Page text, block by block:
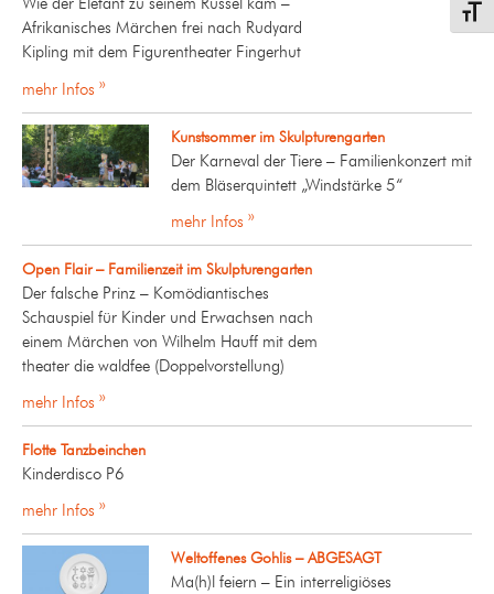
Afrikanisches Märchen frei nach Rudyard
Kipling mit dem Figurentheater Fingerhut
mehr Infos »
Kunstsommer im Skulpturengarten
Der Karneval der Tiere – Familienkonzert mit
dem Bläserquintett „Windstärke 5“
mehr Infos »
Open Flair – Familienzeit im Skulpturengarten
Der falsche Prinz – Komödiantisches
Schauspiel für Kinder und Erwachsen nach
einem Märchen von Wilhelm Hauff mit dem
theater die waldfee (Doppelvorstellung)
mehr Infos »
Flotte Tanzbeinchen
Kinderdisco P6
mehr Infos »
Weltoffenes Gohlis – ABGESAGT
Ma(h)l feiern – Ein interreligiöses